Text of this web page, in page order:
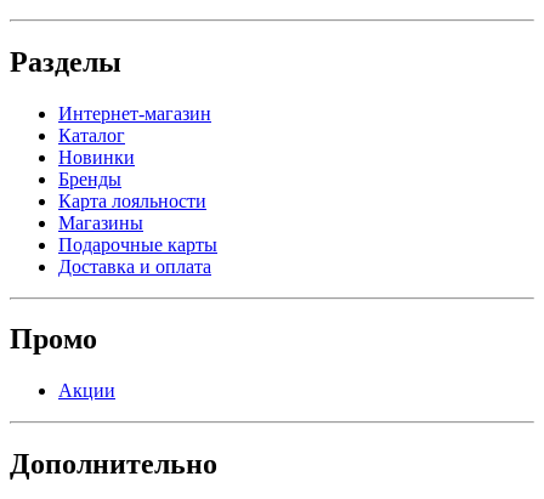
Разделы
Интернет-магазин
Каталог
Новинки
Бренды
Карта лояльности
Магазины
Подарочные карты
Доставка и оплата
Промо
Акции
Дополнительно